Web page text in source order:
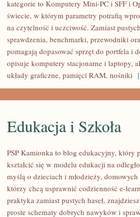
kategorie to Komputery Mini-PC i SFF i
świecie, w którym parametry potrafią
na czytelność i uczciwość. Zamiast
sprawdzenia, benchmarki, przewodniki
pomagają dopasować sprzęt do portfela i
opisuje komputery stacjonarne i laptopy,
układy graficzne, pamięci RAM, nośniki
EDUKACJA
Edukacja i Szkoła
PSP Kamionka to blog edukacyjny, który
kształcić się w modelu edukacji na
myślą o dzieciach i młodzieży,
którzy chcą usprawnić codzienność e-
praktyka zamiast pustych haseł,
proste schematy dobrych nawyków i